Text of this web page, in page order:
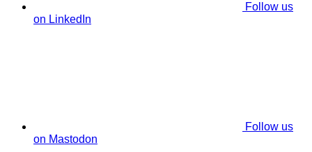
Follow us
on LinkedIn
Follow us
on Mastodon